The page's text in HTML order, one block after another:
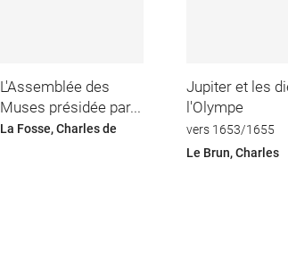
L'Assemblée des
Muses présidée par...
La Fosse, Charles de
Jupiter et les
l'Olympe
vers 1653/1655
Le Brun, Charles